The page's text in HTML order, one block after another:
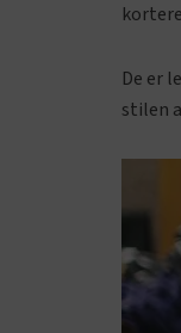
De er
stilen